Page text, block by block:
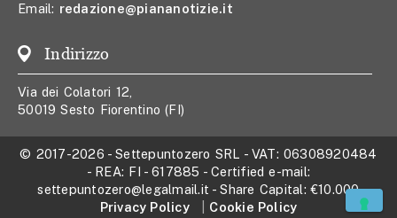
Email: redazione@piananotizie.it
Indirizzo
Via dei Colatori 12,
50019 Sesto Fiorentino (FI)
© 2017-2026 -Settepuntozero SRL - VAT: 06308920484
- REA: FI - 617885 - Certified e-mail:
settepuntozero@legalmail.it - Share Capital:€10.000
Privacy Policy
Cookie Policy